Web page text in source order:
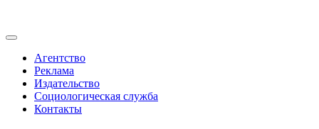
Агентство
Реклама
Издательство
Социологическая служба
Контакты